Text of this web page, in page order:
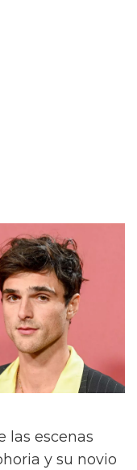
las escenas
y su novio